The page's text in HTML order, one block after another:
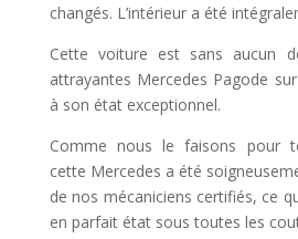
changés. L’intérieur a été
Cette voiture est sans aucun
attrayantes Mercedes Pagode
à son état exceptionnel.
Comme nous le faisons pour
cette Mercedes a été
de nos mécaniciens certifiés, ce
en parfait état sous toutes les